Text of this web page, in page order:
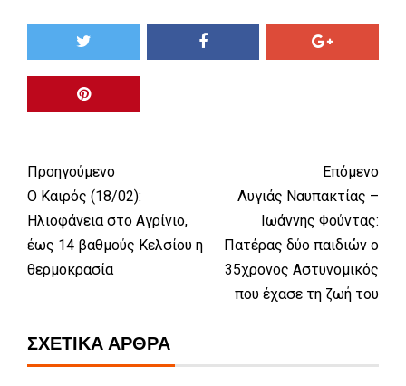
Προηγούμενο
Ο Καιρός (18/02):
Ηλιοφάνεια στο Αγρίνιο,
έως 14 βαθμούς Κελσίου η
θερμοκρασία
Επόμενο
Λυγιάς Ναυπακτίας –
Ιωάννης Φούντας:
Πατέρας δύο παιδιών ο
35χρονος Αστυνομικός
που έχασε τη ζωή του
ΣΧΕΤΙΚΆ ΆΡΘΡΑ